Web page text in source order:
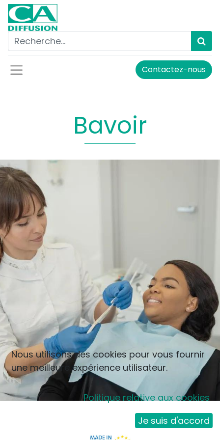
Contactez-nous
Bavoir
Nous utilisons des cookies pour vous fournir
une meilleure expérience utilisateur.
Politique relative aux cookies
Je suis d'accord